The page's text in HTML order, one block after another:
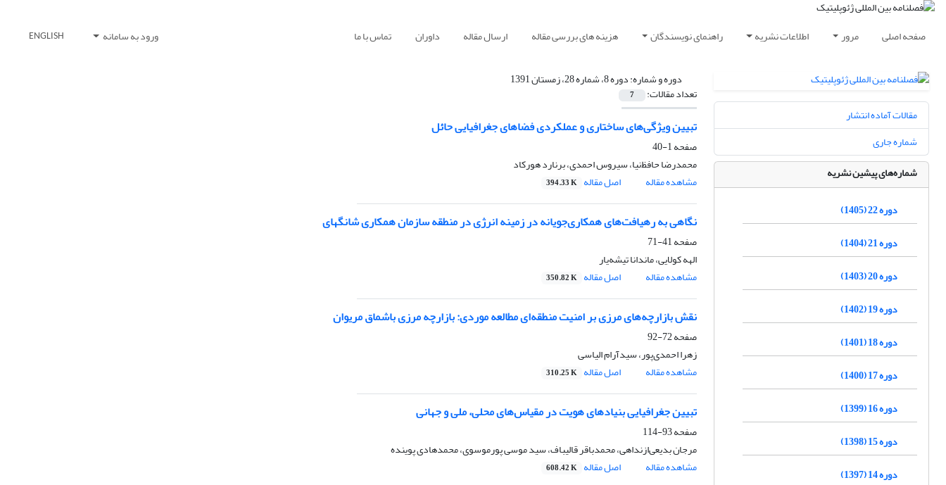
صفحه اصلی مرور اطلاعات نشریه راهنمای نویسندگان هزینه های بررسی مقاله ارسال مقاله داوران تماس با ما ورود به سامانه ENGLISH
دوره و شماره:دوره 8، شماره 28، زمستان 1391
تعداد مقالات: 7
تبیین ویژگی‌های ساختاری و عملکردی فضاهای جغرافیایی حائل
صفحه1-40
محمدرضا حافظ‌نیا، سیروس احمدی، برنارد هورکاد
مشاهده مقاله
اصل مقاله 394.33 K
نگاهی به رهیافت‌های همکاری‌جویانه در زمینه انرژی در منطقه سازمان همکاری شانگهای
صفحه41-71
الهه کولایی، ماندانا تیشه‌یار
مشاهده مقاله
اصل مقاله 350.82 K
نقش بازارچه‌های مرزی بر امنیت منطقه‌ای مطالعه موردی: بازارچه مرزی باشماق مریوان
صفحه72-92
زهرا احمدی‌پور، سیدآرام الیاسی
مشاهده مقاله
اصل مقاله 310.25 K
تبیین جغرافیایی بنیادهای هویت در مقیاس‌های محلی، ملی و جهانی
صفحه93-114
مرجان بدیعی‌ازنداهی، محمدباقر قالیباف، سید موسی پورموسوی، محمدهادی پوینده
مشاهده مقاله
اصل مقاله 608.42 K
مقالات آماده انتشار
شماره جاری
شماره‌های پیشین نشریه
دوره 22 (1405)
دوره 21 (1404)
دوره 20 (1403)
دوره 19 (1402)
دوره 18 (1401)
دوره 17 (1400)
دوره 16 (1399)
دوره 15 (1398)
دوره 14 (1397)